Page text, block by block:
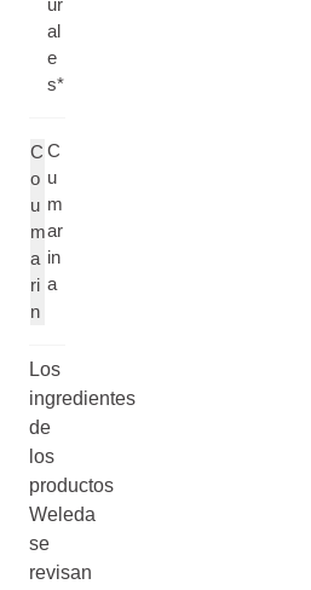
ur
al
e
s*
C
o
u
m
a
ri
n
C
u
m
ar
in
a
Los
ingredientes
de
los
productos
Weleda
se
revisan